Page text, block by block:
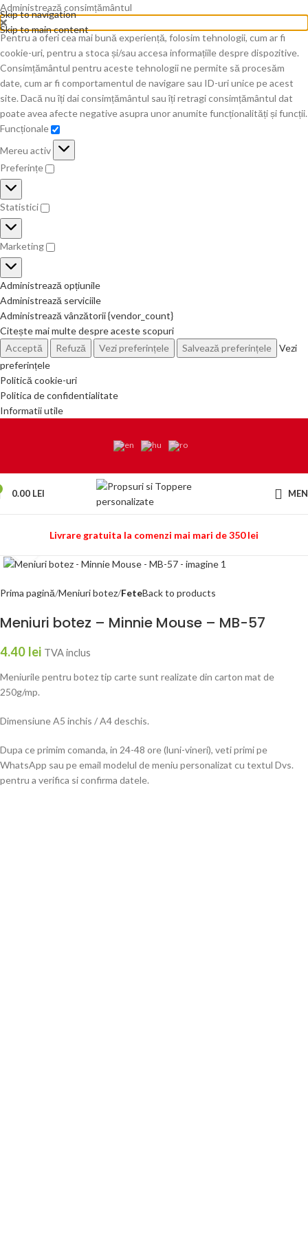
Administrează consimțământul
Pentru a oferi cea mai bună experiență, folosim tehnologii, cum ar fi
cookie-uri, pentru a stoca și/sau accesa informațiile despre dispozitive.
Consimțământul pentru aceste tehnologii ne permite să procesăm
date, cum ar fi comportamentul de navigare sau ID-uri unice pe acest
site. Dacă nu îți dai consimțământul sau îți retragi consimțământul dat
poate avea afecte negative asupra unor anumite funcționalități și funcții.
Funcționale
Mereu activ
Preferințe
Statistici
Marketing
Administrează opțiunile
Administrează serviciile
Administrează vânzătorii {vendor_count}
Citește mai multe despre aceste scopuri
Acceptă
Refuză Vezi preferințele Salvează preferințele
Vezi
preferințele
Politică cookie-uri
Politica de confidentialitate
Informatii utile
Skip to navigation
Skip to main content
0.00 LEI
Livrare gratuita la comenzi mai mari de 350 lei
Prima pagină Meniuri botez FeteBack to products
Meniuri botez – Minnie Mouse – MB-57
4.40 lei TVA inclus
Meniurile pentru botez tip carte sunt realizate din carton mat de
250g/mp.
Dimensiune A5 inchis / A4 deschis.
Dupa ce primim comanda, in 24-48 ore (luni-vineri), veti primi pe
WhatsApp sau pe email modelul de meniu personalizat cu textul Dvs.
pentru a verifica si confirma datele.